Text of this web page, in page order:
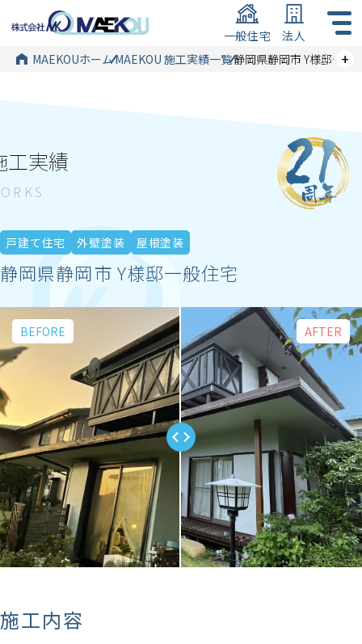
一般住宅 法人
+
MAEKOUホームMAEKOU 施工実績一覧静岡県静岡市 Y様邸一般
工実績
戸建て住宅 外壁塗装 屋根塗装
静岡県静岡市 Y様邸一般住宅
施工内容